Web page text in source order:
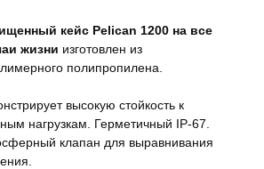
кейс Pelican 1200 на все
жизни изготовлен из
полипропилена.
высокую стойкость к
нагрузкам. Герметичный IP-67.
клапан для выравнивания